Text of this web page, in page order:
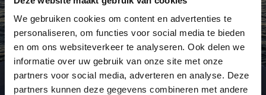
We gebruiken cookies om content en advertenties te
personaliseren, om functies voor social media te bieden
en om ons websiteverkeer te analyseren. Ook delen we
informatie over uw gebruik van onze site met onze
partners voor social media, adverteren en analyse. Deze
partners kunnen deze gegevens combineren met andere
being bold.
Robert Frost